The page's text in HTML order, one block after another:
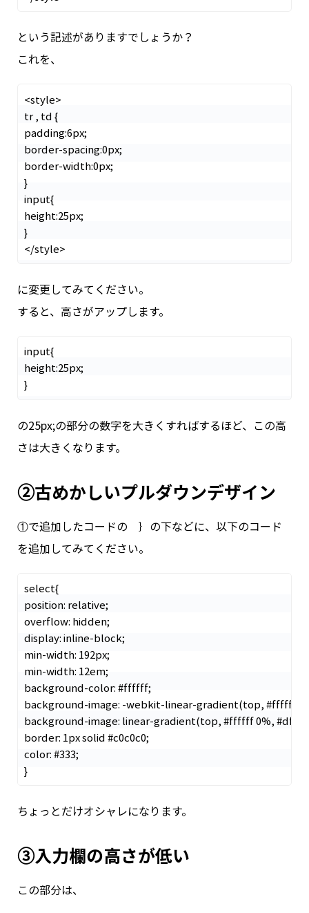
という記述がありますでしょうか？
これを、
<style>
tr , td {
padding:6px;
border-spacing:0px;
border-width:0px;
}
input{
height:25px;
}
に変更してみてください。
すると、高さがアップします。
input{
height:25px;
の25px;の部分の数字を大きくすればするほど、この高
さは大きくなります。
②古めかしいプルダウンデザイン
①で追加したコードの ｝の下などに、以下のコード
を追加してみてください。
select{
position: relative;
overflow: hidden;
display: inline-block;
min-width: 192px;
min-width: 12em;
background-color: #ffffff;
background-image: -webkit-linear-gradient(top, #ffffff
background-image: linear-gradient(top, #ffffff 0%,
border: 1px solid #c0c0c0;
color: #333;
ちょっとだけオシャレになります。
③入力欄の高さが低い
この部分は、